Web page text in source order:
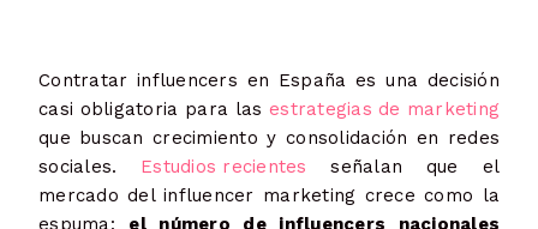
Contratar influencers en España es una decisión
casi obligatoria para las estrategias de marketing
que buscan crecimiento y consolidación en redes
sociales. Estudios recientes señalan que el
mercado del influencer marketing crece como la
espuma: el número de influencers nacionales